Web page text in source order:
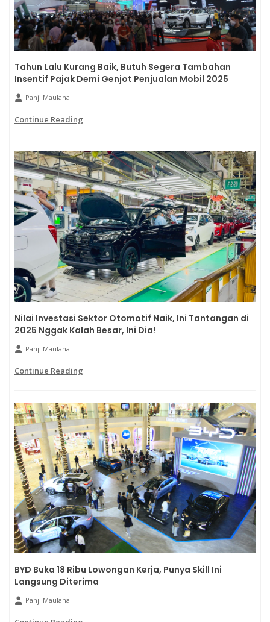
Tahun Lalu Kurang Baik, Butuh Segera Tambahan
Insentif Pajak Demi Genjot Penjualan Mobil 2025
Panji Maulana
Continue Reading
Nilai Investasi Sektor Otomotif Naik, Ini Tantangan di
2025 Nggak Kalah Besar, Ini Dia!
Panji Maulana
Continue Reading
BYD Buka 18 Ribu Lowongan Kerja, Punya Skill Ini
Langsung Diterima
Panji Maulana